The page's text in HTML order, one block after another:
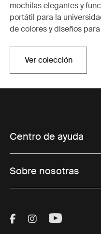
mochilas elegantes y
portátil para la
de colores y diseños
Ver colección
Centro de ayuda
Sobre nosotras
Visit Thule on
Visit Thule on
Visit